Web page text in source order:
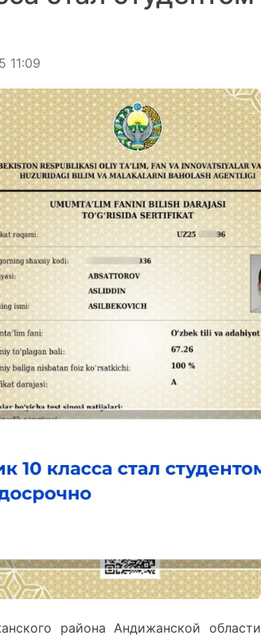
11:09
района Андижанской области